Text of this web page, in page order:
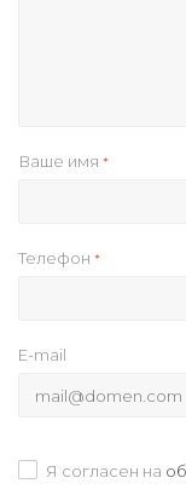
Ваше имя *
Телефон *
E-mail
Я согласен на